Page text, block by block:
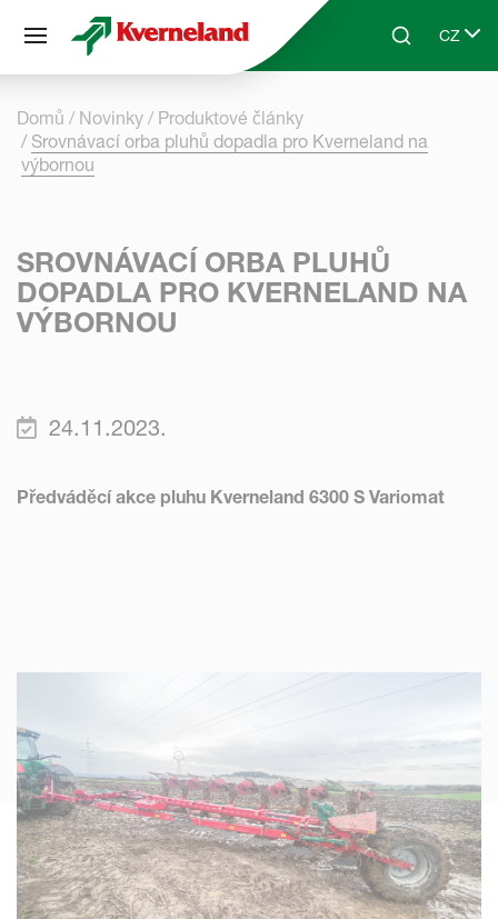
Skip to main contentSearchCZ
Select
Domů Novinky
Produktové články
Srovnávací orba pluhů dopadla pro Kverneland na
výbornou
SROVNÁVACÍ ORBA PLUHŮ
DOPADLA PRO KVERNELAND NA
VÝBORNOU
24.11.2023.
Předváděcí akce pluhu Kverneland 6300 S Variomat
Panel pro správu cookies